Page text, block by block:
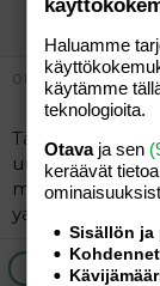
Jäsen
01.08.2004
Täällä äiti 18v.
uusia
mailailkaa:
Ilmoita
Haluamme
käytämme
teknologioita.
Otavaja sen
keräävät
Sisällön ja